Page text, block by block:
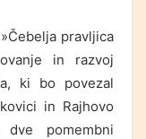
pravljica
in razvoj
ki bo povezal
in Rajhovo
pomembni